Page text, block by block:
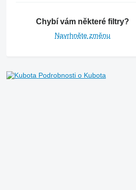
Chybí vám některé filtry?
Navrhněte změnu
Podrobnosti o Kubota